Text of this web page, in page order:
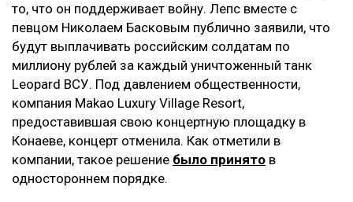
то, что он поддерживает войну. Лепс вместе с
певцом Николаем Басковым публично заявили, что
будут выплачивать российским солдатам по
миллиону рублей за каждый уничтоженный танк
Leopard ВСУ. Под давлением общественности,
компания Makao Luxury Village Resort,
предоставившая свою концертную площадку в
Конаеве, концерт отменила. Как отметили в
компании, такое решение было принято в
одностороннем порядке.